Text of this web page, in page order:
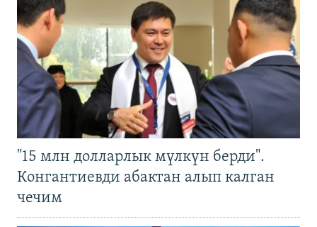
"15 млн долларлык мүлкүн берди".
Конгантиевди абактан алып калган
чечим